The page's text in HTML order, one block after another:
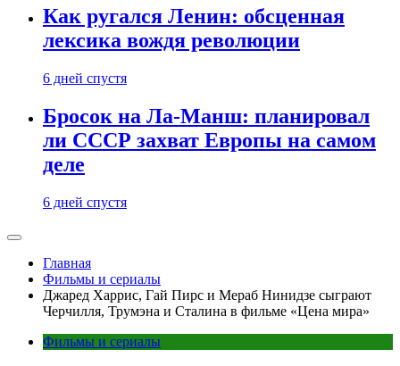
Как ругался Ленин: обсценная
лексика вождя революции
6 дней спустя
Бросок на Ла-Манш: планировал
ли СССР захват Европы на самом
деле
6 дней спустя
Главная
Фильмы и сериалы
Джаред Харрис, Гай Пирс и Мераб Нинидзе сыграют
Черчилля, Трумэна и Сталина в фильме «Цена мира»
Фильмы и сериалы